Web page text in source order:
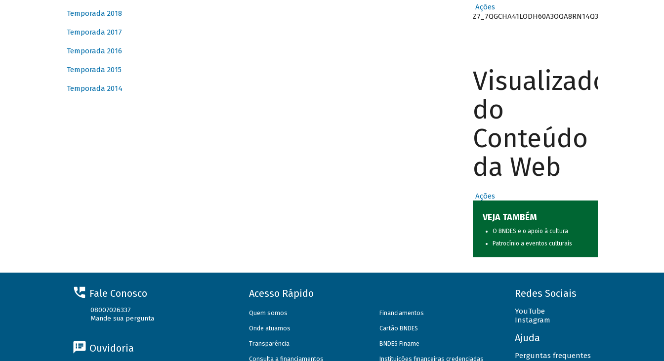
Temporada 2018
Temporada 2017
Temporada 2016
Temporada 2015
Temporada 2014
Ações
Z7_7QGCHA41LODH60A3OQA8RN14Q3
Visualizador
do
Conteúdo
da Web
Ações
VEJA TAMBÉM
O BNDES e o apoio à cultura
Patrocínio a eventos culturais
Fale Conosco
08007026337
Mande sua pergunta
Ouvidoria
Acesso Rápido
Quem somos
Onde atuamos
Transparência
Consulta a financiamentos
Financiamentos
Cartão BNDES
BNDES Finame
Instituições financeiras credenciadas
Redes Sociais
YouTube
Instagram
Ajuda
Perguntas frequentes